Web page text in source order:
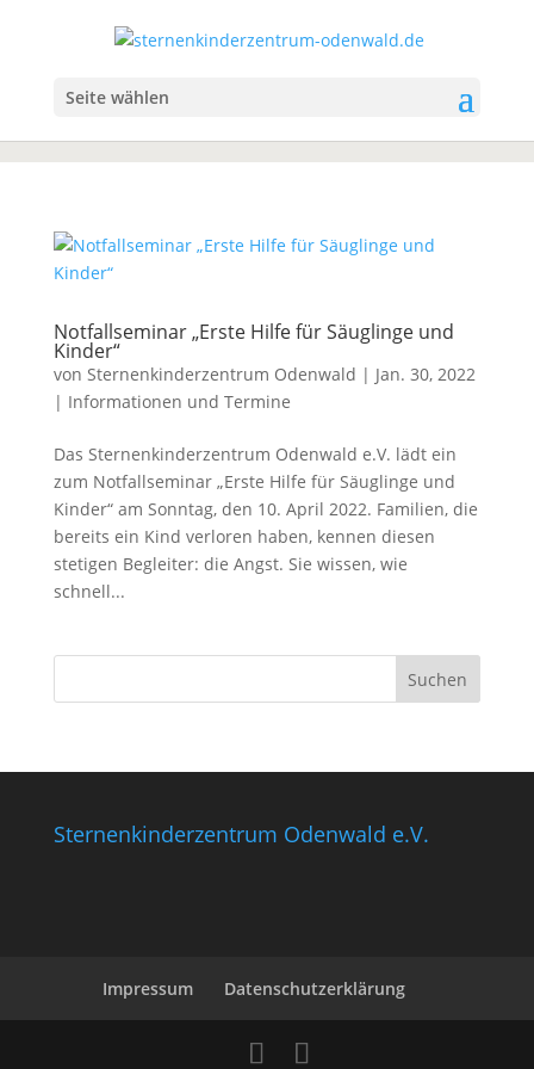
Seite wählen
Notfallseminar „Erste Hilfe für Säuglinge und
Kinder“
von Sternenkinderzentrum Odenwald | Jan. 30, 2022
| Informationen und Termine
Das Sternenkinderzentrum Odenwald e.V. lädt ein
zum Notfallseminar „Erste Hilfe für Säuglinge und
Kinder“ am Sonntag, den 10. April 2022. Familien, die
bereits ein Kind verloren haben, kennen diesen
stetigen Begleiter: die Angst. Sie wissen, wie
schnell...
Sternenkinderzentrum Odenwald e.V.
Impressum Datenschutzerklärung